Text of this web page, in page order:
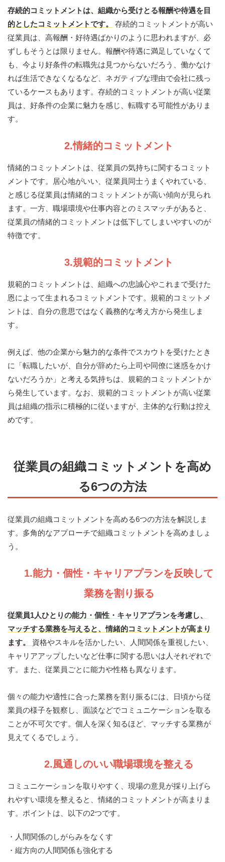
存続的コミットメントは、組織から受けとる報酬や待遇を目
的としたコミットメントです。
存続的コミットメントが高い
従業員は、高報酬・好待遇ばかりのように思われますが、必
ずしもそうとは限りません。報酬や待遇に満足していなくて
も、今より好条件の転職先は見つからないだろう、働かなけ
れば生活できなくなるなど、ネガティブな理由で会社に残っ
ているケースもあります。存続的コミットメントが高い従業
員は、好条件の企業に魅力を感じ、転職する可能性がありま
す。
2.情緒的コミットメント
情緒的コミットメントは、従業員の気持ちに関するコミット
メントです。居心地がいい、従業員同士うまくやれている、
と感じる従業員は情緒的コミットメントが高い傾向が見られ
ます。一方、職場環境や仕事内容とのミスマッチがあると、
従業員の情緒的コミットメントは低下してしまいやすいのが
特徴です。
3.規範的コミットメント
規範的コミットメントは、組織への忠誠心やこれまで受けた
恩によって生まれるコミットメントです。規範的コミットメ
ントは、自分の意思ではなく義務的な考え方から発生しま
す。
例えば、他の企業から魅力的な条件でスカウトを受けたとき
に「転職したいが、自分が辞めたら上司や同僚に迷惑をかけ
ないだろうか」と考える気持ちは、規範的コミットメントか
ら発生しています。なお、規範的コミットメントが高い従業
員は組織の指示に積極的に従いますが、主体的な行動は控え
めです。
従業員の組織コミットメントを高め
る6つの方法
従業員の組織コミットメントを高める6つの方法を解説しま
す。多角的なアプローチで組織コミットメントを高めましょ
う。
1.能力・個性・キャリアプランを反映して
業務を割り振る
従業員1人ひとりの能力・個性・キャリアプランを考慮し、
マッチする業務を与えると、情緒的コミットメントが高まり
ます。 資格やスキルを活かしたい、人間関係を重視したい、
キャリアアップしたいなど仕事に関する思いは人それぞれで
す。また、従業員ごとに能力や性格も異なります。
個々の能力や適性に合った業務を割り振るには、日頃から従
業員の様子を観察し、面談などでコミュニケーションを取る
ことが不可欠です。個人を深く知るほど、マッチする業務が
見えてくるでしょう。
2.風通しのいい職場環境を整える
コミュニケーションを取りやすく、現場の意見が採り上げら
れやすい環境を整えると、情緒的コミットメントが高まりま
す。ポイントは、以下の2つです。
・人間関係のしがらみをなくす
・縦方向の人間関係も強化する